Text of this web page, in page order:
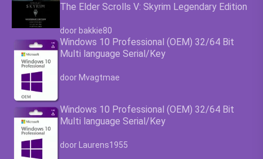
The Elder Scrolls V: Skyrim Legendary Edition
Waardering4.63
door bakkie80
Windows 10 Professional (OEM) 32/64 Bit
Multi language Serial/Key
Waardering4.63
door Mvagtmae
Windows 10 Professional (OEM) 32/64 Bit
Multi language Serial/Key
Waardering4.63uit 5
door Laurens1955